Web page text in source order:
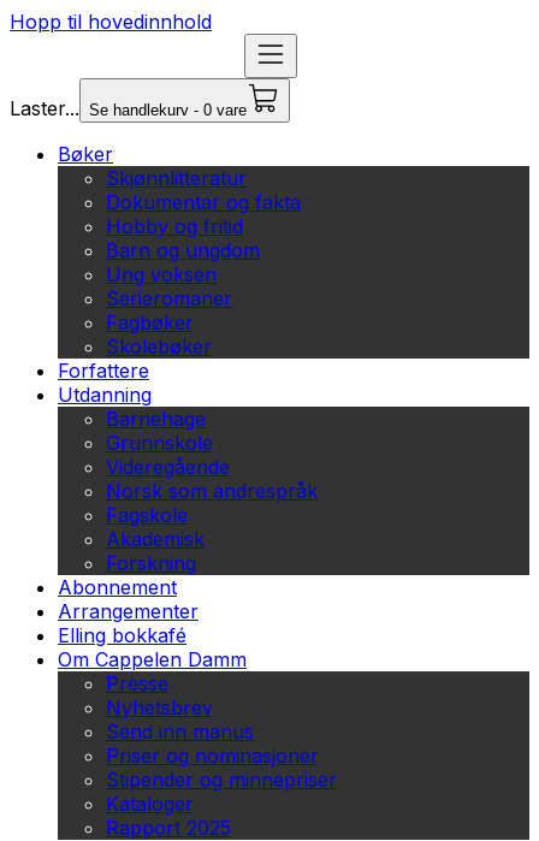
Hopp til hovedinnhold
Laster... Se handlekurv - 0 vare
Bøker
Skjønnlitteratur
Dokumentar og fakta
Hobby og fritid
Barn og ungdom
Ung voksen
Serieromaner
Fagbøker
Skolebøker
Forfattere
Utdanning
Barnehage
Grunnskole
Videregående
Norsk som andrespråk
Fagskole
Akademisk
Forskning
Abonnement
Arrangementer
Elling bokkafé
Om Cappelen Damm
Presse
Nyhetsbrev
Send inn manus
Priser og nominasjoner
Stipender og minnepriser
Kataloger
Rapport 2025